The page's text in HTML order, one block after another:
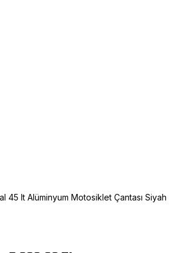
45 lt Alüminyum Motosiklet Çantası Siyah